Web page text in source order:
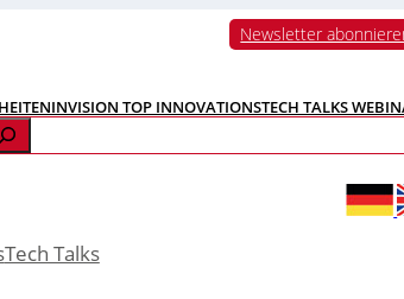
Newsletter
INVISION TOP INNOVATIONSTECH TALKS
Tech Talks